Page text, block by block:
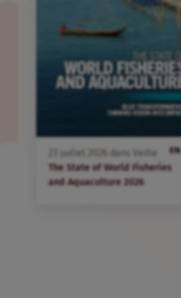
EN
juillet dans
Veille
The State of World Fisheries
and Aquaculture 2026